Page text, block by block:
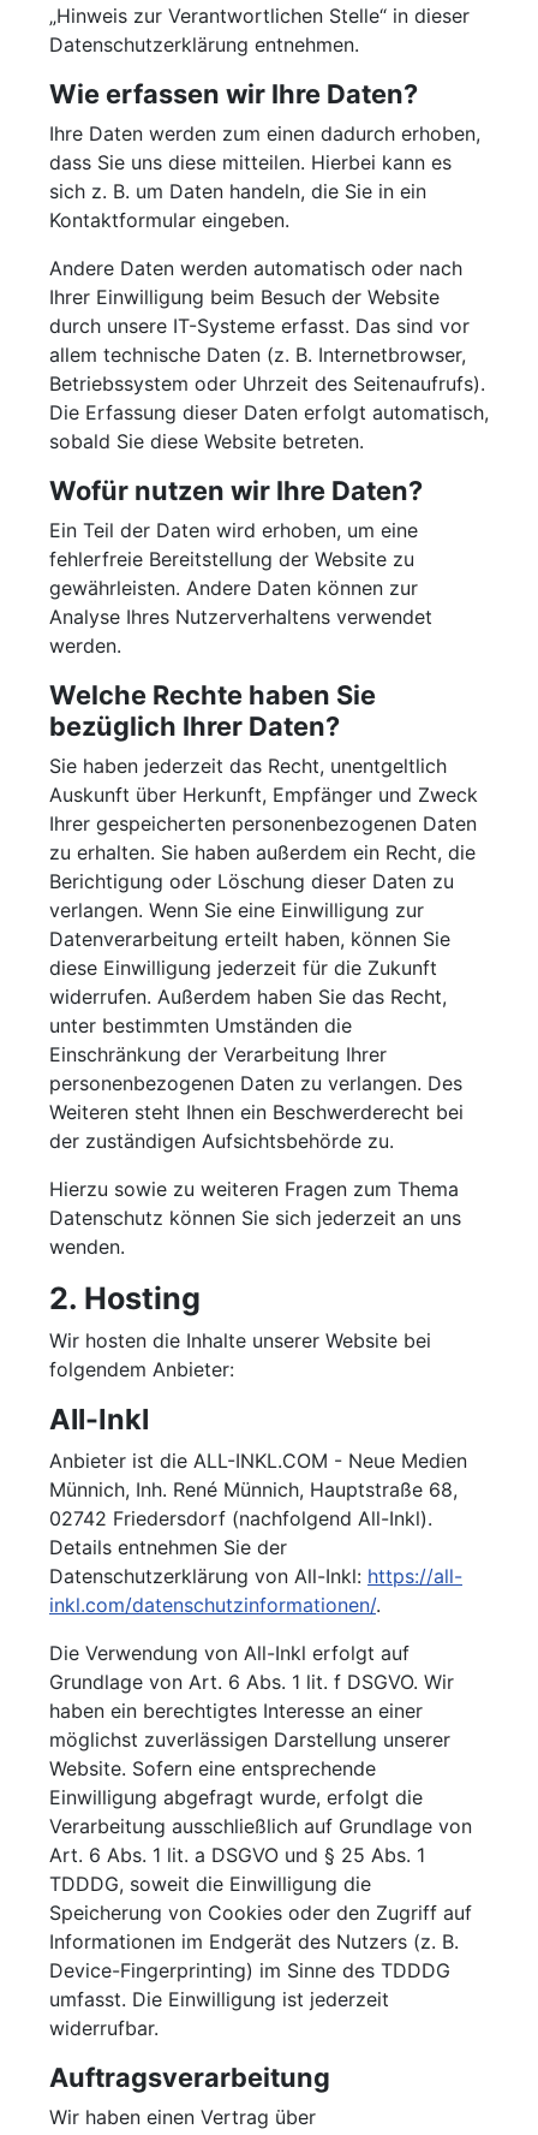
„Hinweis zur Verantwortlichen Stelle“ in dieser
Datenschutzerklärung entnehmen.
Wie erfassen wir Ihre Daten?
Ihre Daten werden zum einen dadurch erhoben,
dass Sie uns diese mitteilen. Hierbei kann es
sich z. B. um Daten handeln, die Sie in ein
Kontaktformular eingeben.
Andere Daten werden automatisch oder nach
Ihrer Einwilligung beim Besuch der Website
durch unsere IT-Systeme erfasst. Das sind vor
allem technische Daten (z. B. Internetbrowser,
Betriebssystem oder Uhrzeit des Seitenaufrufs).
Die Erfassung dieser Daten erfolgt automatisch,
sobald Sie diese Website betreten.
Wofür nutzen wir Ihre Daten?
Ein Teil der Daten wird erhoben, um eine
fehlerfreie Bereitstellung der Website zu
gewährleisten. Andere Daten können zur
Analyse Ihres Nutzerverhaltens verwendet
werden.
Welche Rechte haben Sie
bezüglich Ihrer Daten?
Sie haben jederzeit das Recht, unentgeltlich
Auskunft über Herkunft, Empfänger und Zweck
Ihrer gespeicherten personenbezogenen Daten
zu erhalten. Sie haben außerdem ein Recht, die
Berichtigung oder Löschung dieser Daten zu
verlangen. Wenn Sie eine Einwilligung zur
Datenverarbeitung erteilt haben, können Sie
diese Einwilligung jederzeit für die Zukunft
widerrufen. Außerdem haben Sie das Recht,
unter bestimmten Umständen die
Einschränkung der Verarbeitung Ihrer
personenbezogenen Daten zu verlangen. Des
Weiteren steht Ihnen ein Beschwerderecht bei
der zuständigen Aufsichtsbehörde zu.
Hierzu sowie zu weiteren Fragen zum Thema
Datenschutz können Sie sich jederzeit an uns
wenden.
2. Hosting
Wir hosten die Inhalte unserer Website bei
folgendem Anbieter:
All-Inkl
Anbieter ist die ALL-INKL.COM - Neue Medien
Münnich, Inh. René Münnich, Hauptstraße 68,
02742 Friedersdorf (nachfolgend All-Inkl).
Details entnehmen Sie der
Datenschutzerklärung von All-Inkl: https://all-
inkl.com/datenschutzinformationen/.
Die Verwendung von All-Inkl erfolgt auf
Grundlage von Art. 6 Abs. 1 lit. f DSGVO. Wir
haben ein berechtigtes Interesse an einer
möglichst zuverlässigen Darstellung unserer
Website. Sofern eine entsprechende
Einwilligung abgefragt wurde, erfolgt die
Verarbeitung ausschließlich auf Grundlage von
Art. 6 Abs. 1 lit. a DSGVO und § 25 Abs. 1
TDDDG, soweit die Einwilligung die
Speicherung von Cookies oder den Zugriff auf
Informationen im Endgerät des Nutzers (z. B.
Device-Fingerprinting) im Sinne des TDDDG
umfasst. Die Einwilligung ist jederzeit
widerrufbar.
Auftragsverarbeitung
Wir haben einen Vertrag über